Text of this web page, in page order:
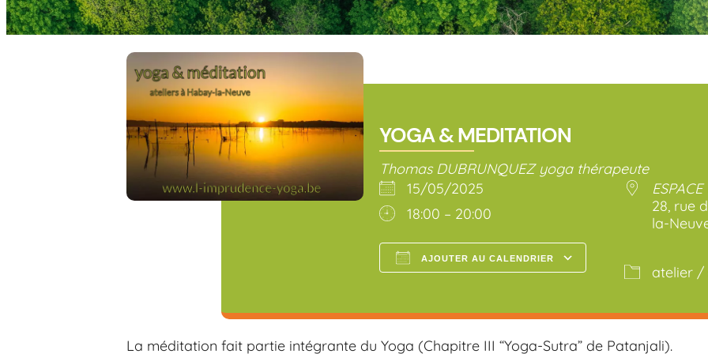
YOGA & MEDITATION
Thomas DUBRUNQUEZ yoga thérapeute
15/05/2025
18:00 – 20:00
AJOUTER AU CALENDRIER
28, rue
la-
atelier /
La méditation fait partie intégrante du Yoga (Chapitre III “Yoga-Sutra” de Patanjali).